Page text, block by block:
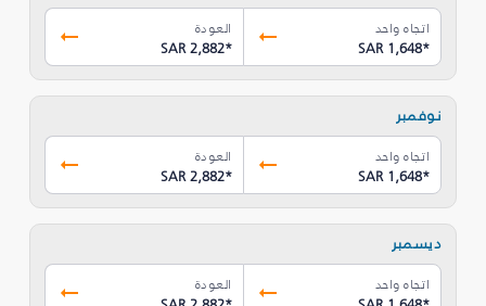
اتجاه واحد
SAR 1,648*
العودة
SAR 2,882*
نوفمبر
اتجاه واحد
SAR 1,648*
العودة
SAR 2,882*
ديسمبر
اتجاه واحد العودة